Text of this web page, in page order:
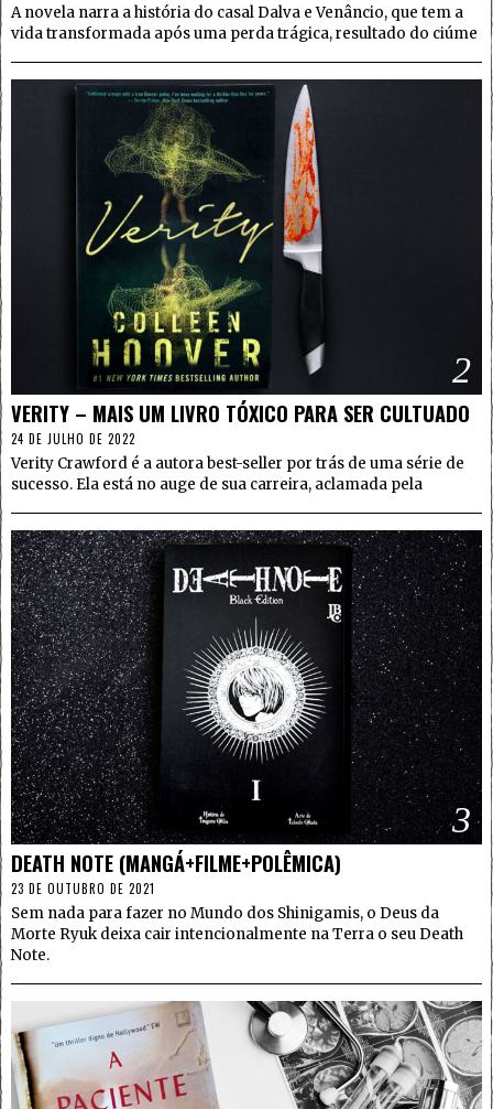
A novela narra a história do casal Dalva e Venâncio, que tem a
vida transformada após uma perda trágica, resultado do ciúme
2
VERITY – MAIS UM LIVRO TÓXICO PARA SER CULTUADO
24 DE JULHO DE 2022
Verity Crawford é a autora best-seller por trás de uma série de
sucesso. Ela está no auge de sua carreira, aclamada pela
3
DEATH NOTE (MANGÁ+FILME+POLÊMICA)
23 DE OUTUBRO DE 2021
Sem nada para fazer no Mundo dos Shinigamis, o Deus da
Morte Ryuk deixa cair intencionalmente na Terra o seu Death
Note.